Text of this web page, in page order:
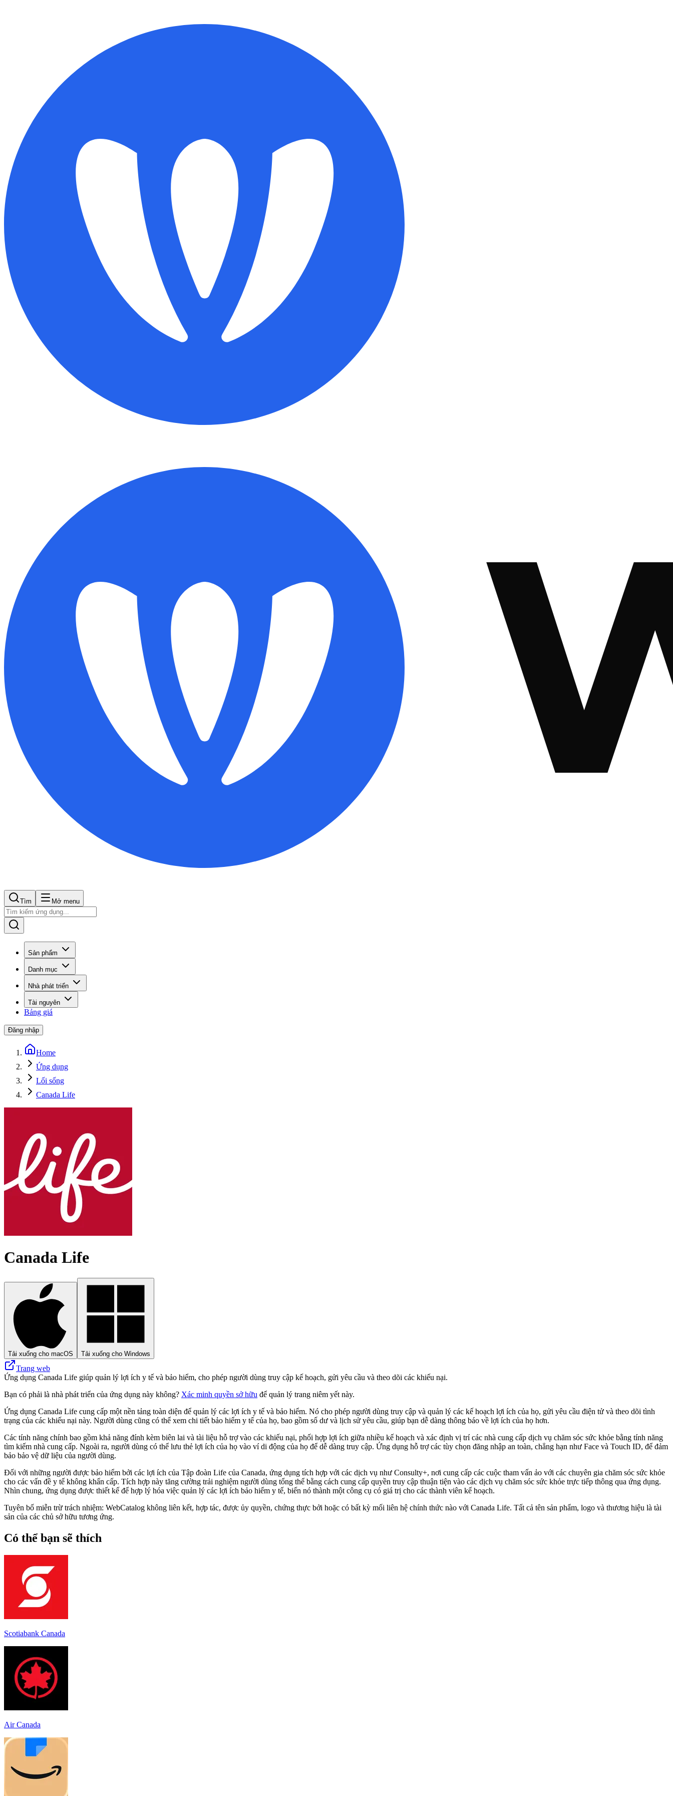
Tìm Mở menu
Sản phẩm
Danh mục
Nhà phát triển
Tài nguyên
Bảng giá
Đăng nhập
Home
Ứng dụng
Lối sống
Canada Life
Canada Life
Tải xuống cho macOS Tải xuống cho Windows
Trang web
Ứng dụng Canada Life giúp quản lý lợi ích y tế và bảo hiểm, cho phép người dùng truy cập kế hoạch, gửi yêu cầu và theo dõi các khiếu nại.
Bạn có phải là nhà phát triển của ứng dụng này không? Xác minh quyền sở hữu để quản lý trang niêm yết này.
Ứng dụng Canada Life cung cấp một nền tảng toàn diện để quản lý các lợi ích y tế và bảo hiểm. Nó cho phép người dùng truy cập và quản lý các kế hoạch lợi ích của họ, gửi yêu cầu điện tử và theo dõi tình
trạng của các khiếu nại này. Người dùng cũng có thể xem chi tiết bảo hiểm y tế của họ, bao gồm số dư và lịch sử yêu cầu, giúp bạn dễ dàng thông báo về lợi ích của họ hơn.
Các tính năng chính bao gồm khả năng đính kèm biên lai và tài liệu hỗ trợ vào các khiếu nại, phối hợp lợi ích giữa nhiều kế hoạch và xác định vị trí các nhà cung cấp dịch vụ chăm sóc sức khỏe bằng tính năng
tìm kiếm nhà cung cấp. Ngoài ra, người dùng có thể lưu thẻ lợi ích của họ vào ví di động của họ để dễ dàng truy cập. Ứng dụng hỗ trợ các tùy chọn đăng nhập an toàn, chẳng hạn như Face và Touch ID, để đảm
bảo bảo vệ dữ liệu của người dùng.
Đối với những người được bảo hiểm bởi các lợi ích của Tập đoàn Life của Canada, ứng dụng tích hợp với các dịch vụ như Consulty+, nơi cung cấp các cuộc tham vấn ảo với các chuyên gia chăm sóc sức khỏe
cho các vấn đề y tế không khẩn cấp. Tích hợp này tăng cường trải nghiệm người dùng tổng thể bằng cách cung cấp quyền truy cập thuận tiện vào các dịch vụ chăm sóc sức khỏe trực tiếp thông qua ứng dụng.
Nhìn chung, ứng dụng được thiết kế để hợp lý hóa việc quản lý các lợi ích bảo hiểm y tế, biến nó thành một công cụ có giá trị cho các thành viên kế hoạch.
Tuyên bố miễn trừ trách nhiệm: WebCatalog không liên kết, hợp tác, được ủy quyền, chứng thực bởi hoặc có bất kỳ mối liên hệ chính thức nào với Canada Life. Tất cả tên sản phẩm, logo và thương hiệu là tài
sản của các chủ sở hữu tương ứng.
Có thể bạn sẽ thích
Scotiabank Canada
Air Canada